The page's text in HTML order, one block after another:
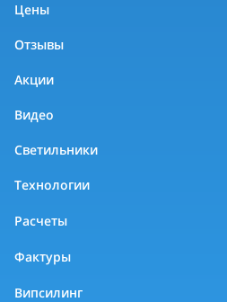
Цены
Отзывы
Акции
Видео
Светильники
Технологии
Расчеты
Фактуры
Випсилинг